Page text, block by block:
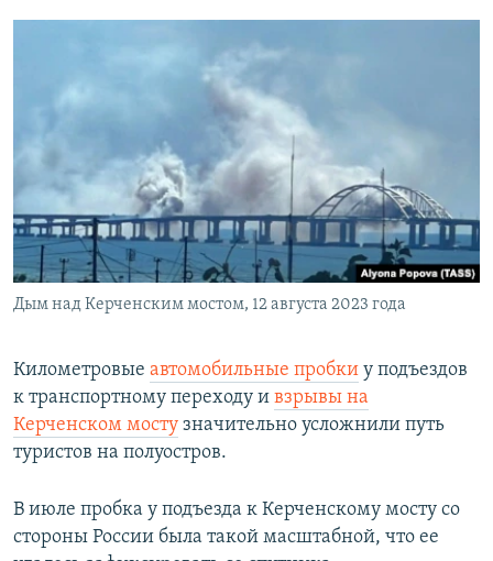
Дым над Керченским мостом, 12 августа 2023 года
Километровые автомобильные пробки у подъездов
к транспортному переходу и взрывы на
Керченском мосту значительно усложнили путь
туристов на полуостров.
В июле пробка у подъезда к Керченскому мосту со
стороны России была такой масштабной, что ее